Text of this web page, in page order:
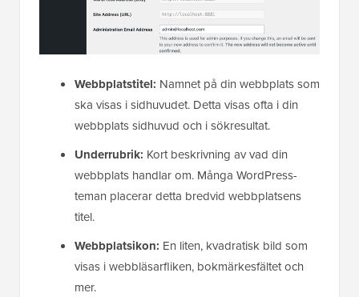
Webbplatstitel: Namnet på din webbplats som
ska visas i sidhuvudet. Detta visas ofta i din
webbplats sidhuvud och i sökresultat.
Underrubrik: Kort beskrivning av vad din
webbplats handlar om. Många WordPress-
teman placerar detta bredvid webbplatsens
titel.
Webbplatsikon: En liten, kvadratisk bild som
visas i webbläsarfliken, bokmärkesfältet och
mer.